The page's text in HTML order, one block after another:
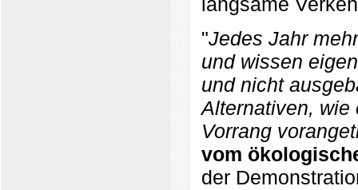
"Jedes Jahr
und wissen
und nicht
Alternativen, wie
Vorrang
vom
der